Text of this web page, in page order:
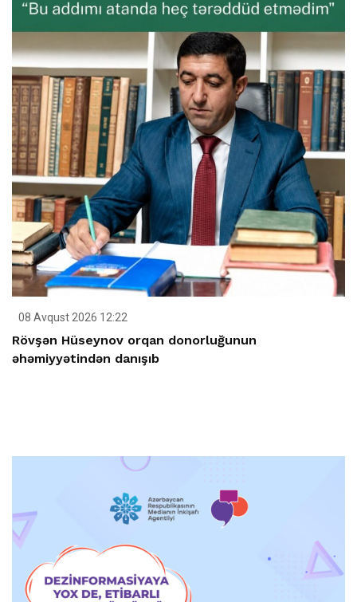
08 Avqust 2026 12:22
Rövşən Hüseynov orqan donorluğunun
əhəmiyyətindən danışıb